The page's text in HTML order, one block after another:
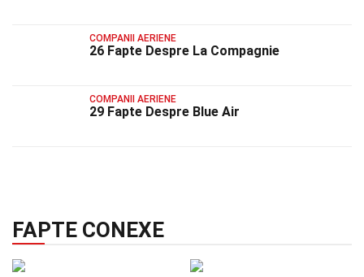
COMPANII AERIENE
26 Fapte Despre La Compagnie
COMPANII AERIENE
29 Fapte Despre Blue Air
FAPTE CONEXE